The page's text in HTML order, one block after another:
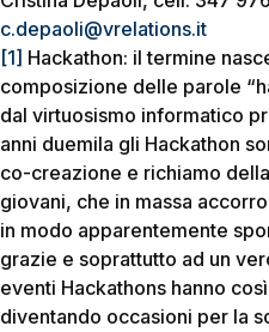
c.depaoli@vrelations.it
[1] Hackathon: il termine
composizione delle parole
dal virtuosismo informatico
anni duemila gli Hackathon
co-creazione e richiamo
giovani, che in massa
in modo apparentemente
grazie e soprattutto ad un
eventi Hackathons hanno
diventando occasioni per la